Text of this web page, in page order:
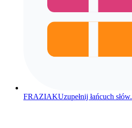
FRAZIAKUzupełnij łańcuch słów.